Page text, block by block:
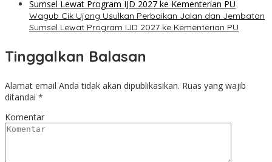
Wagub Cik Ujang Usulkan Perbaikan Jalan dan Jembatan
Sumsel Lewat Program IJD 2027 ke Kementerian PU
Tinggalkan Balasan
Alamat email Anda tidak akan dipublikasikan. Ruas yang wajib
ditandai *
Komentar